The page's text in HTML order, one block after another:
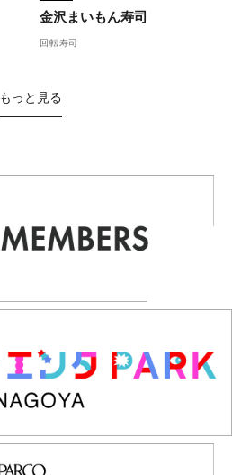
金沢まいもん寿司
回転寿司
もっと見る